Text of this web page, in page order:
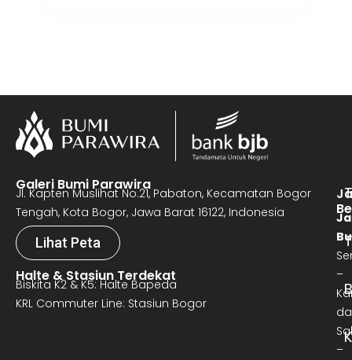
Galeri Bumi Parawira
Jl. Kapten Muslihat No.21, Pabaton, Kecamatan Bogor
Tengah, Kota Bogor, Jawa Barat 16122, Indonesia
Lihat Peta
Halte & Stasiun Terdekat
Biskita K2 & K5: Halte Bapeda
KRL Commuter Line: Stasiun Bogor
–
–